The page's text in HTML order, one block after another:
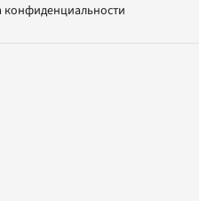
конфиденциальности